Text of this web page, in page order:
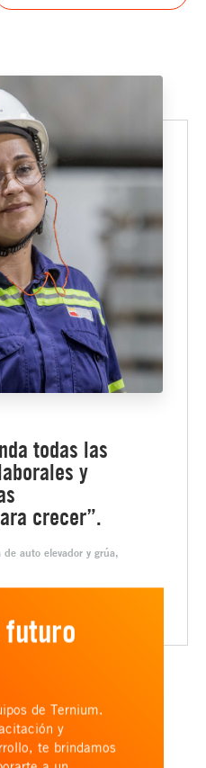
todas las
y
crecer”.
auto elevador y grúa,
futuro
de Ternium.
y
te brindamos